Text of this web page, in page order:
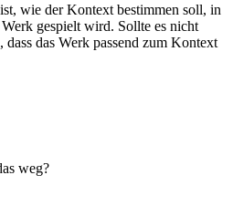
wie der Kontext bestimmen soll, in
gespielt wird. Sollte es nicht
dass das Werk passend zum Kontext
weg?